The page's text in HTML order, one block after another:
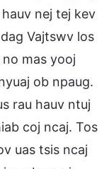
nej tej kev
Vajtswv los
mas yooj
ob npaug.
rau hauv ntuj
coj ncaj. Tos
uas tsis ncaj